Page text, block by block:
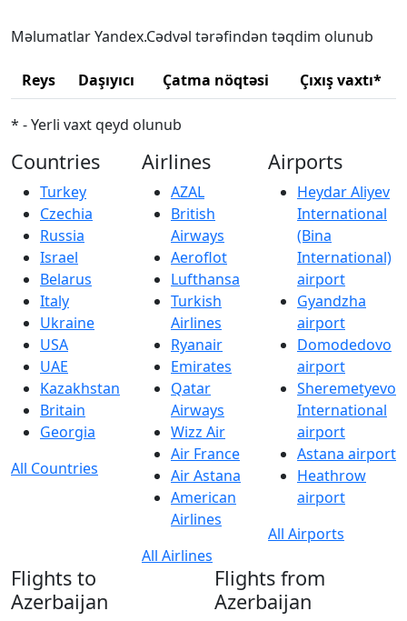
Məlumatlar Yandex.Cədvəl tərəfindən təqdim olunub
Reys Daşıyıcı Çatma nöqtəsi Çıxış vaxtı*
* - Yerli vaxt qeyd olunub
Countries
Turkey
Czechia
Russia
Israel
Belarus
Italy
Ukraine
USA
UAE
Kazakhstan
Britain
Georgia
All Countries
Airlines
AZAL
British
Airways
Aeroflot
Lufthansa
Turkish
Airlines
Ryanair
Emirates
Qatar
Airways
Wizz Air
Air France
Air Astana
American
Airlines
All Airlines
Airports
Heydar Aliyev
International
(Bina
International)
airport
Gyandzha
airport
Domodedovo
airport
Sheremetyevo
International
airport
Astana airport
Heathrow
airport
All Airports
Flights to
Azerbaijan
Flights from
Azerbaijan